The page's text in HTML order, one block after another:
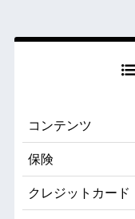
コンテンツ
保険
クレジットカード